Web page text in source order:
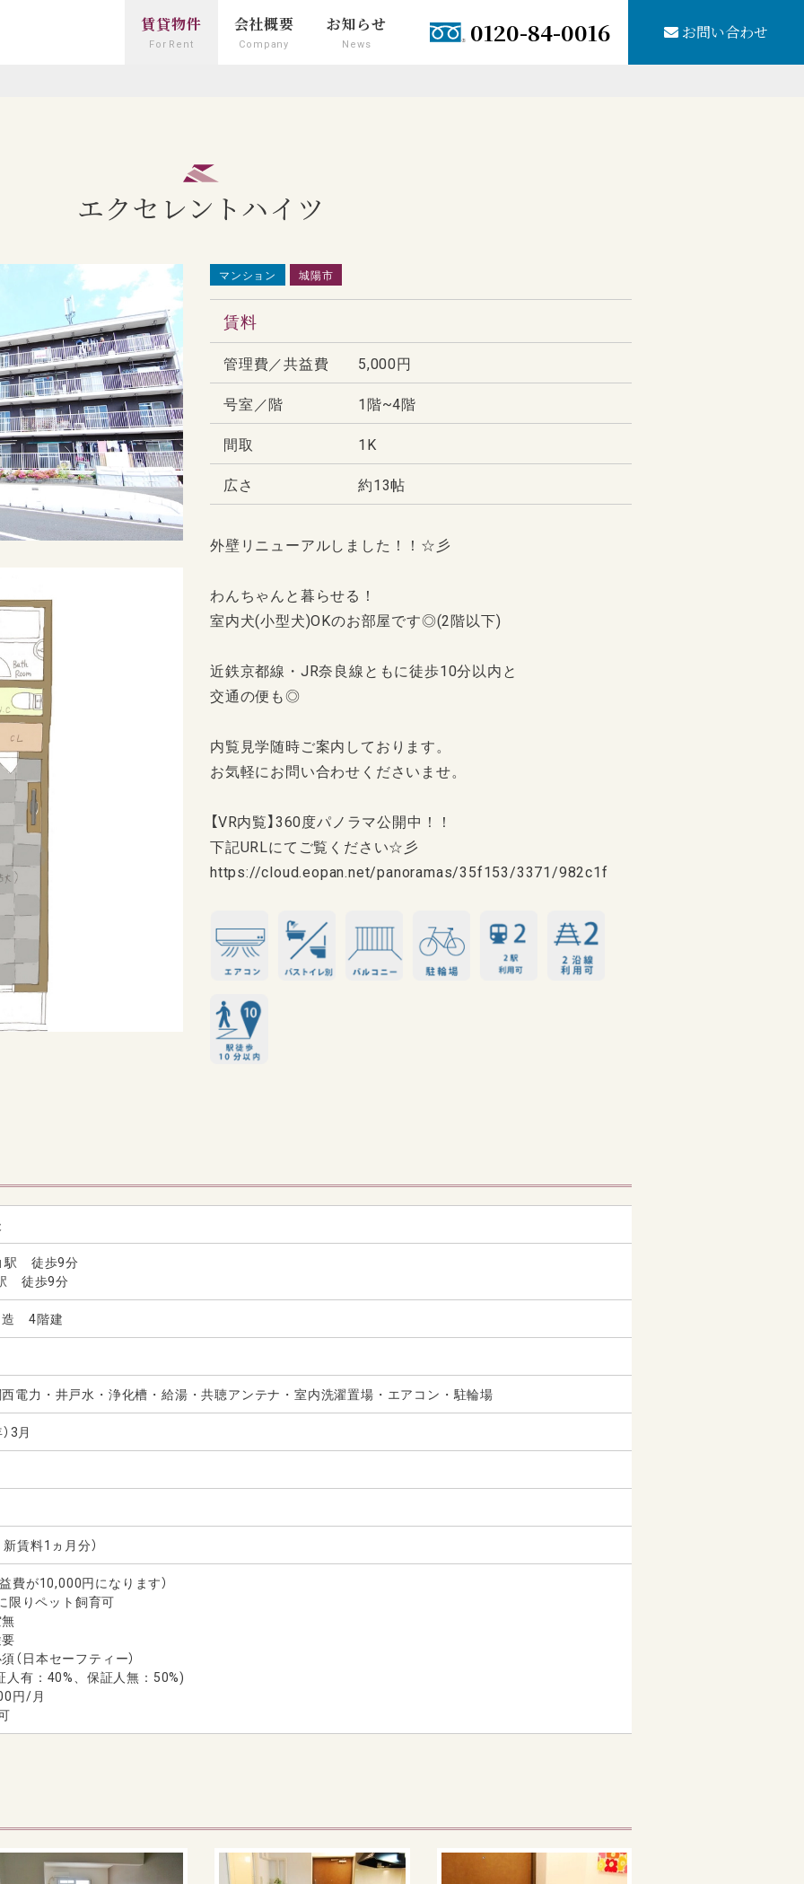
賃貸物件
For Rent
会社概要
Company
お知らせ
News 0120-84-0016 お問い合わせ
エクセレントハイツ
マンション 城陽市
賃料
管理費／共益費
5,000円
号室／階
1階~4階
間取
1K
広さ
約13帖
外壁リニューアルしました！！☆彡
わんちゃんと暮らせる！
室内犬(小型犬)OKのお部屋です◎(2階以下)
近鉄京都線・JR奈良線ともに徒歩10分以内と
交通の便も◎
内覧見学随時ご案内しております。
お気軽にお問い合わせくださいませ。
【VR内覧】360度パノラマ公開中！！
下記URLにてご覧ください☆彡
https://cloud.eopan.net/panoramas/35f153/3371/982c1f
駅 徒歩9分
駅 徒歩9分
造 4階建
電力・井戸水・浄化槽・給湯・共聴アンテナ・室内洗濯置場・エアコン・駐輪場
3月
賃料1ヵ月分）
費が10,000円になります）
限りペット飼育可
（日本セーフティー）
有：40%、保証人無：50%)
円/月